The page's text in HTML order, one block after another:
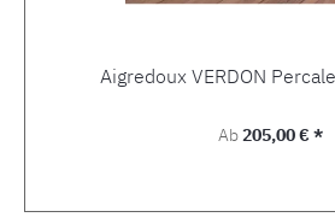
Aigredoux VERDON
Regulärer Preis:
Ab205,00 € *